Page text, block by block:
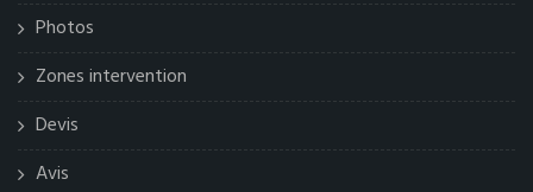
Photos
Zones intervention
Devis
Avis